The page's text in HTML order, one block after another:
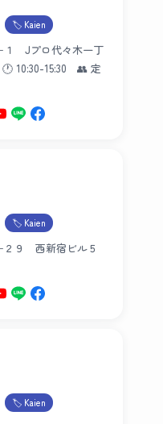
🏷 Kaien
１ Jプロ代々木一丁
10:30-15:30 👥 定
🏷 Kaien
２９ 西新宿ビル５
🏷 Kaien